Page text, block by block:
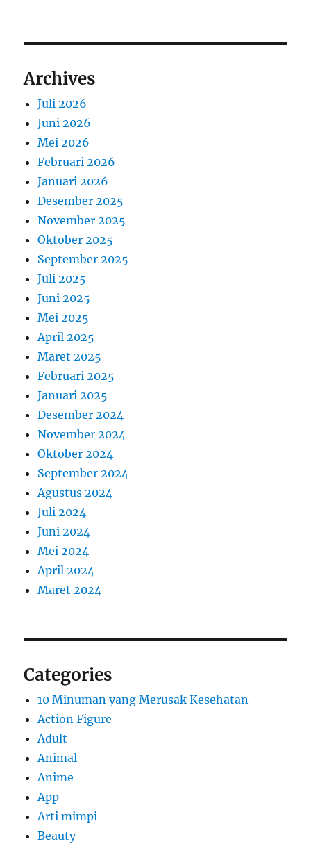
Archives
Juli 2026
Juni 2026
Mei 2026
Februari 2026
Januari 2026
Desember 2025
November 2025
Oktober 2025
September 2025
Juli 2025
Juni 2025
Mei 2025
April 2025
Maret 2025
Februari 2025
Januari 2025
Desember 2024
November 2024
Oktober 2024
September 2024
Agustus 2024
Juli 2024
Juni 2024
Mei 2024
April 2024
Maret 2024
Categories
10 Minuman yang Merusak Kesehatan
Action Figure
Adult
Animal
Anime
App
Arti mimpi
Beauty